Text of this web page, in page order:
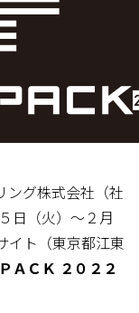
ング株式会社（社
日（火）～２月
イト（東京都江東
ＡＣＫ ２０２２